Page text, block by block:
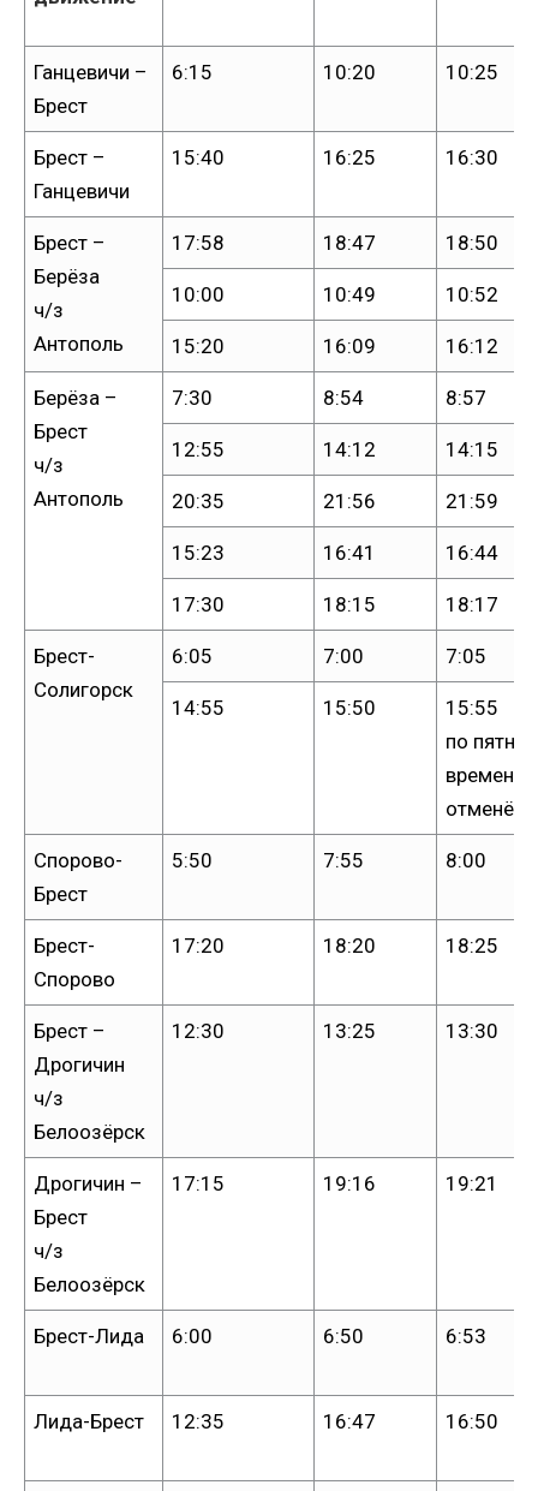
Ганцевичи –
Брест
6:15 10:20 10:25
Брест –
Ганцевичи
15:40 16:25 16:30
Брест –
Берёза
ч/з
Антополь
17:58 18:47 18:50
10:00 10:49 10:52
15:20 16:09 16:12
Берёза –
Брест
ч/з
Антополь
7:30 8:54 8:57
12:55 14:12 14:15
20:35 21:56 21:59
15:23 16:41 16:44
17:30 18:15 18:17
Брест-
Солигорск
6:05 7:00 7:05
14:55 15:50
15:55
по
временно
отменён
Спорово-
Брест
5:50 7:55 8:00
Брест-
Спорово
17:20 18:20 18:25
Брест –
Дрогичин
ч/з
Белоозёрск
12:30 13:25 13:30
Дрогичин –
Брест
ч/з
Белоозёрск
17:15 19:16 19:21
Брест-Лида 6:00 6:50 6:53
Лида-Брест 12:35 16:47 16:50